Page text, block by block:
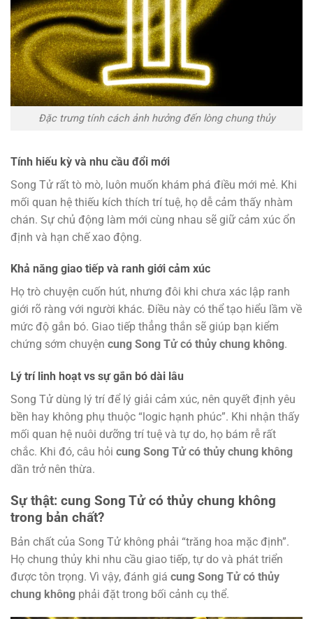
Đặc trưng tính cách ảnh hưởng đến lòng chung thủy
Tính hiếu kỳ và nhu cầu đổi mới
Song Tử rất tò mò, luôn muốn khám phá điều mới mẻ. Khi
mối quan hệ thiếu kích thích trí tuệ, họ dễ cảm thấy nhàm
chán. Sự chủ động làm mới cùng nhau sẽ giữ cảm xúc ổn
định và hạn chế xao động.
Khả năng giao tiếp và ranh giới cảm xúc
Họ trò chuyện cuốn hút, nhưng đôi khi chưa xác lập ranh
giới rõ ràng với người khác. Điều này có thể tạo hiểu lầm về
mức độ gắn bó. Giao tiếp thẳng thắn sẽ giúp bạn kiểm
chứng sớm chuyện cung Song Tử có thủy chung không.
Lý trí linh hoạt vs sự gắn bó dài lâu
Song Tử dùng lý trí để lý giải cảm xúc, nên quyết định yêu
bền hay không phụ thuộc “logic hạnh phúc”. Khi nhận thấy
mối quan hệ nuôi dưỡng trí tuệ và tự do, họ bám rễ rất
chắc. Khi đó, câu hỏi cung Song Tử có thủy chung không
dần trở nên thừa.
Sự thật: cung Song Tử có thủy chung không
trong bản chất?
Bản chất của Song Tử không phải “trăng hoa mặc định”.
Họ chung thủy khi nhu cầu giao tiếp, tự do và phát triển
được tôn trọng. Vì vậy, đánh giá cung Song Tử có thủy
chung không phải đặt trong bối cảnh cụ thể.